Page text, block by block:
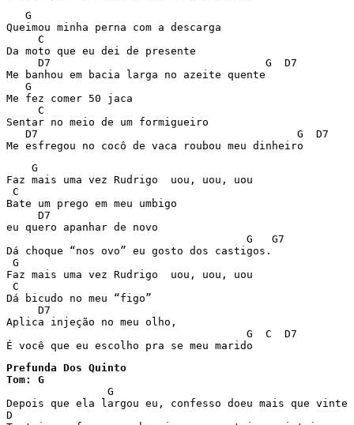
   G
Queimou minha perna com a descarga
     C
Da moto que eu dei de presente
     D7                                  G  D7
Me banhou em bacia larga no azeite quente
   G
Me fez comer 50 jaca
     C
Sentar no meio de um formigueiro
   D7                                         G  D7
Me esfregou no cocô de vaca roubou meu dinheiro
    G
Faz mais uma vez Rudrigo  uou, uou, uou
C
Bate um prego em meu umbigo
     D7
eu quero apanhar de novo
                                      G   G7
Dá choque “nos ovo” eu gosto dos castigos.
G
Faz mais uma vez Rudrigo  uou, uou, uou
C
Dá bicudo no meu “figo”
     D7
Aplica injeção no meu olho,
                                      G  C  D7
É você que eu escolho pra se meu marido
Prefunda Dos Quinto
Tom: G
Depois que ela largou eu, confesso doeu mais que
D